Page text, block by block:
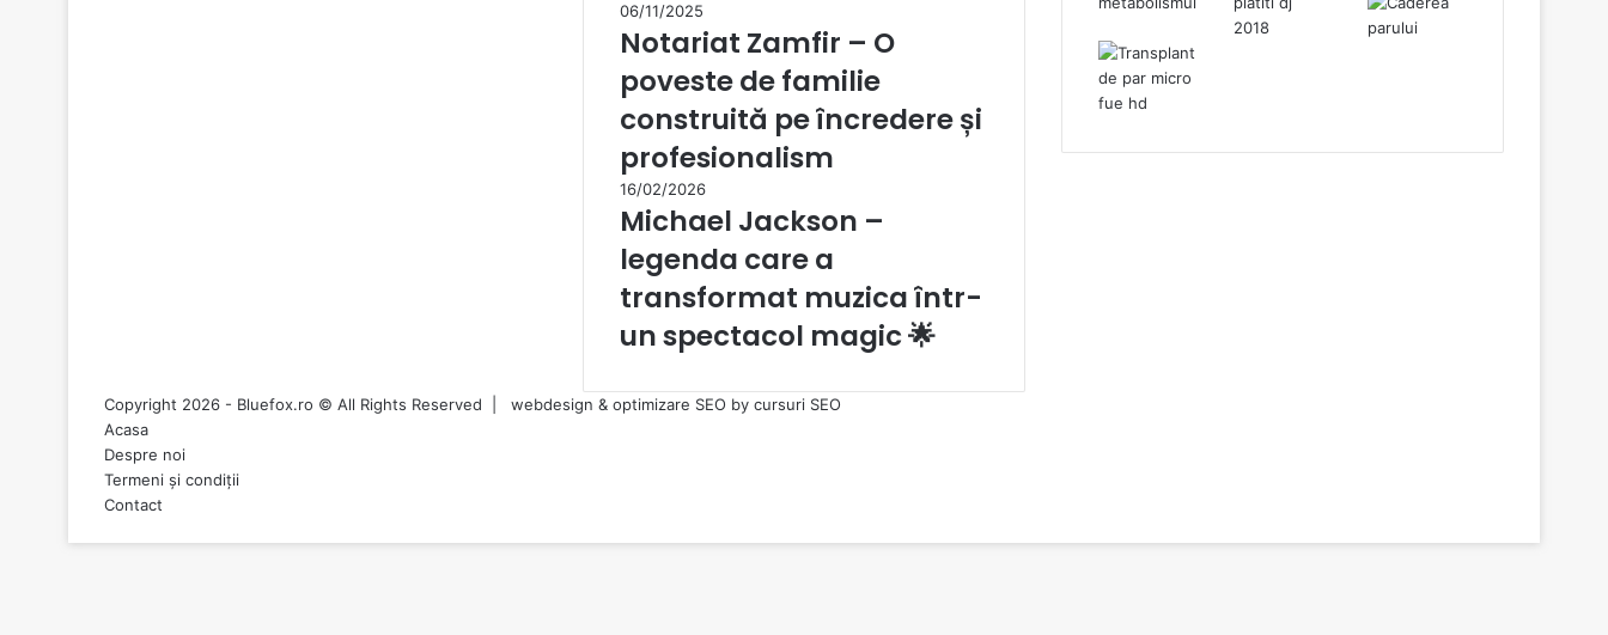
06/11/2025
Notariat Zamfir – O
poveste de familie
construită pe încredere și
profesionalism
16/02/2026
Michael Jackson –
legenda care a
transformat muzica într-
un spectacol magic 🌟
Copyright 2026 - Bluefox.ro © All Rights Reserved | webdesign & optimizare SEO by cursuri SEO
Acasa
Despre noi
Termeni și condiții
Contact